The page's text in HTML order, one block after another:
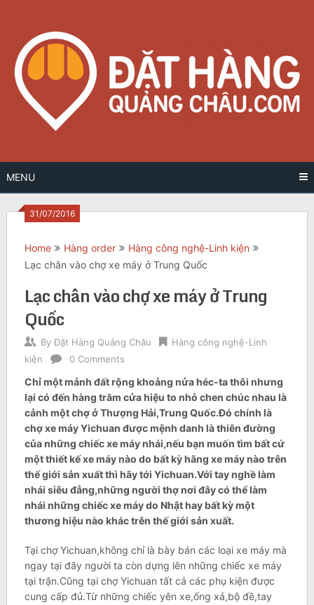
content
MENU
31/07/2016
Home Hàng order
Hàng công nghệ-Linh kiện
Lạc chân vào chợ xe máy ở Trung Quốc
Lạc chân vào chợ xe máy ở Trung
Quốc
By Đặt Hàng Quảng Châu
Hàng công nghệ-Linh
kiện
0 Comments
Chỉ một mảnh đất rộng khoảng nửa héc-ta thôi nhưng
lại có đến hàng trăm cửa hiệu to nhỏ chen chúc nhau là
cảnh một chợ ở Thượng Hải,Trung Quốc.Đó chính là
chợ xe máy Yichuan được mệnh danh là thiên đường
của những chiếc xe máy nhái,nếu bạn muốn tìm bất cứ
một thiết kế xe máy nào do bất kỳ hãng xe máy nào trên
thế giới sản xuất thì hãy tới Yichuan.Với tay nghề làm
nhái siêu đẳng,những người thợ nơi đây có thể làm
nhái những chiếc xe máy do Nhật hay bất kỳ một
thương hiệu nào khác trên thế giới sản xuất.
Tại chợ Yichuan,không chỉ là bày bán các loại xe máy mà
ngay tại đây người ta còn dựng lên những chiếc xe máy
tại trận.Cũng tại chợ Yichuan tất cả các phụ kiện được
cung cấp đủ.Từ những chiếc yên xe,ống xả,bộ đề,tay